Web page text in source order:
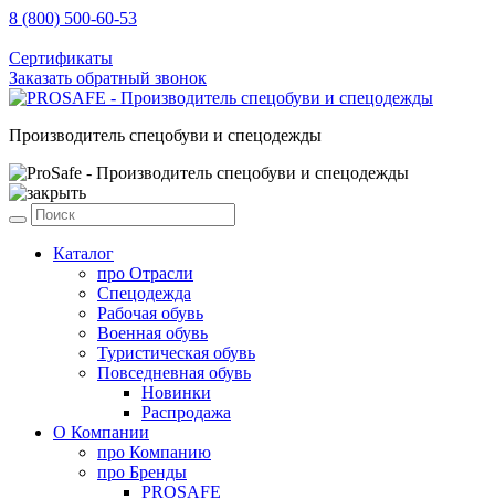
8 (800) 500-60-53
Сертификаты
Заказать обратный звонок
Производитель спецобуви и спецодежды
Каталог
про Отрасли
Спецодежда
Рабочая обувь
Военная обувь
Туристическая обувь
Повседневная обувь
Новинки
Распродажа
О Компании
про Компанию
про Бренды
PROSAFE